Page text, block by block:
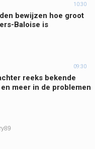
10:30
bewijzen hoe groot
Baloise is
09:30
reeks bekende
meer in de problemen